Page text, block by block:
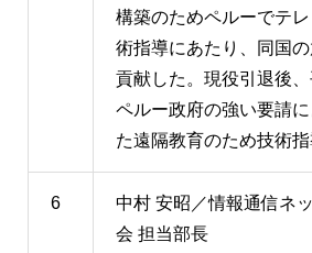
構築のためペルーでテ
術指導にあたり、同国
貢献した。現役引退後
ペルー政府の強い要請
た遠隔教育のため技術指
6
中村 安昭／情報通信ネ
会 担当部長